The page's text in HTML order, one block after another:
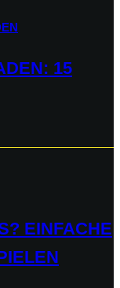
15
EINFACHE